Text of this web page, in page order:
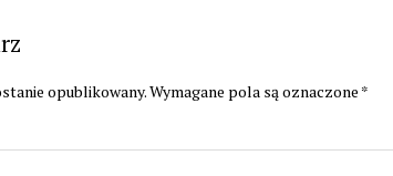
opublikowany.Wymagane pola są oznaczone *